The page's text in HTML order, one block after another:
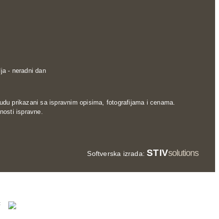
- neradni dan
prikazani sa ispravnim opisima, fotografijama i cenama.
ispravne.
Softverska izrada:STIVsolutions